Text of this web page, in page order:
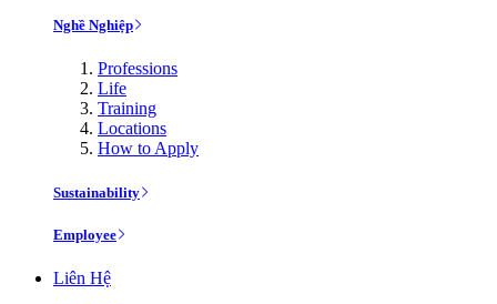
Nghề Nghiệp
Professions
Life
Training
Locations
How to Apply
Sustainability
Employee
Liên Hệ